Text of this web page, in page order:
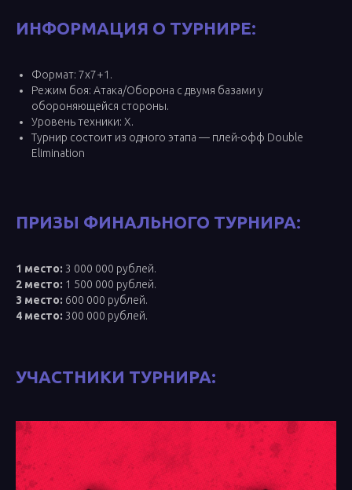
ИНФОРМАЦИЯ О ТУРНИРЕ:
Формат: 7х7+1.
Режим боя: Атака/Оборона с двумя базами у
обороняющейся стороны.
Уровень техники: X.
Турнир состоит из одного этапа — плей-офф Double
Elimination
ПРИЗЫ ФИНАЛЬНОГО ТУРНИРА:
1 место: 3 000 000 рублей.
2 место: 1 500 000 рублей.
3 место: 600 000 рублей.
4 место: 300 000 рублей.
УЧАСТНИКИ ТУРНИРА: